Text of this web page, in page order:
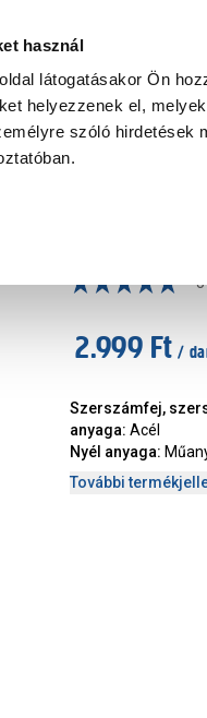
használ
látogatásakor Ön
helyezzenek el,
szóló hirdetések
Praktiker Professional
5
2.999 Ft /
Szerszámfej,
anyaga: Acél
Nyél anyaga:
További